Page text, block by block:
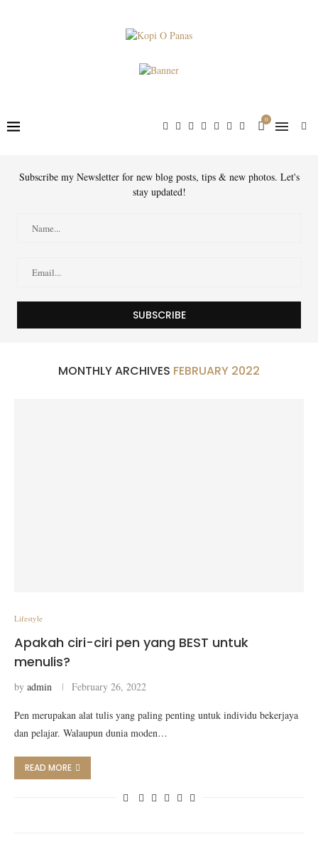
0
Subscribe my Newsletter for new blog posts, tips & new photos. Let's
stay updated!
MONTHLY ARCHIVES FEBRUARY 2022
Lifestyle
Apakah ciri-ciri pen yang BEST untuk
menulis?
by admin February 26, 2022
Pen merupakan alat tulis yang paling penting untuk individu bekerjaya
dan pelajar. Walaupun dunia moden…
READ MORE